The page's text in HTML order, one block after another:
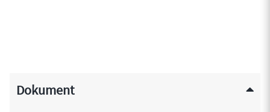
Dokument